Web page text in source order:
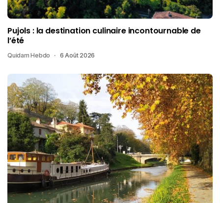
Pujols : la destination culinaire incontournable de
l’été
Quidam Hebdo 6 Août 2026